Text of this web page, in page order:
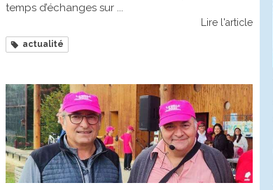
temps d’échanges sur ...
Lire l'article
actualité